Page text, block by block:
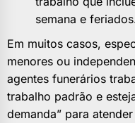
semana e
Em muitos casos,
menores ou
agentes funerários
trabalho padrão e
demanda” para